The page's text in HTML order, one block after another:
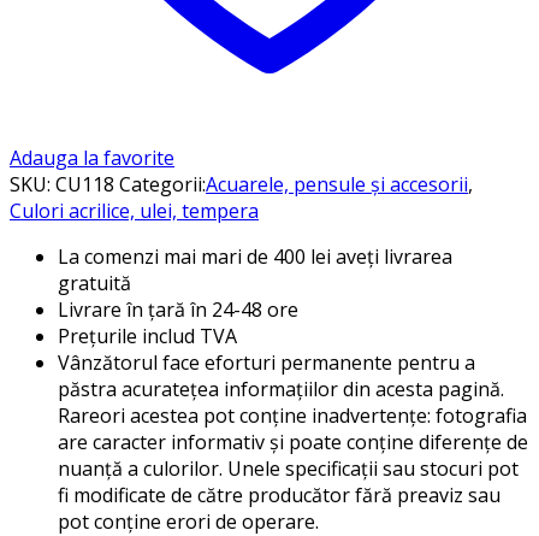
Adauga la favorite
SKU: CU118 Categorii:Acuarele, pensule și accesorii,
Culori acrilice, ulei, tempera
La comenzi mai mari de 400 lei aveți livrarea
gratuită
Livrare în țară în 24-48 ore
Prețurile includ TVA
Vânzătorul face eforturi permanente pentru a
păstra acuratețea informațiilor din acesta pagină.
Rareori acestea pot conține inadvertențe: fotografia
are caracter informativ și poate conține diferențe de
nuanță a culorilor. Unele specificații sau stocuri pot
fi modificate de către producător fără preaviz sau
pot conține erori de operare.